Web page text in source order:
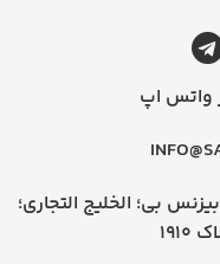
واتس اپ
بی؛ الخلیج التجاری؛